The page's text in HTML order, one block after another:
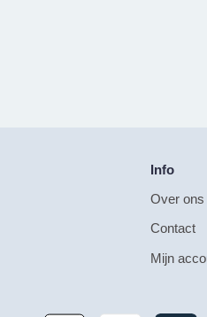
Info
Over ons
Contact
Mijn